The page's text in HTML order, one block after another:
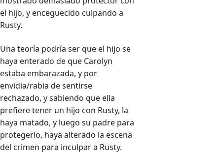
el hijo, y enceguecido culpando a
Rusty.
Una teoría podría ser que el hijo se
haya enterado de que Carolyn
estaba embarazada, y por
envidia/rabia de sentirse
rechazado, y sabiendo que ella
prefiere tener un hijo con Rusty, la
haya matado, y luego su padre para
protegerlo, haya alterado la escena
del crimen para inculpar a Rusty.